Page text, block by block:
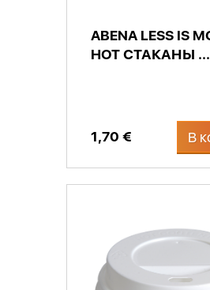
ABENA LESS IS
HOT СТАКАНЫ ...
1,70 € В